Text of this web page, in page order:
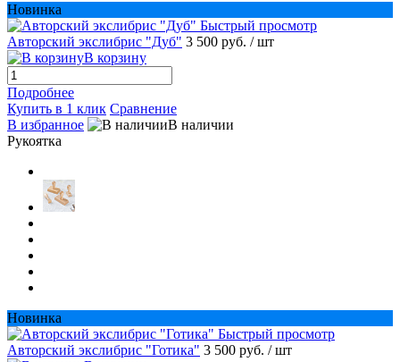
Новинка
Быстрый просмотр
Авторский экслибрис "Дуб" 3 500 руб. / шт
В корзину
Подробнее
Купить в 1 клик Сравнение
В избранное
В наличии
Рукоятка
Новинка
Быстрый просмотр
Авторский экслибрис "Готика" 3 500 руб. / шт